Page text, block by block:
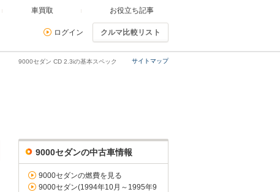
車買取 お役立ち記事
ログイン クルマ比較リスト
サイトマップ
9000セダン CD 2.3iの基本スペック
9000セダンの中古車情報
9000セダンの燃費を見る
9000セダン(1994年10月～1995年9